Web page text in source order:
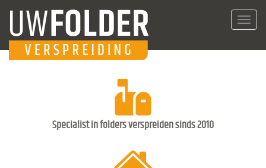
Specialist in folders verspreiden sinds 2010